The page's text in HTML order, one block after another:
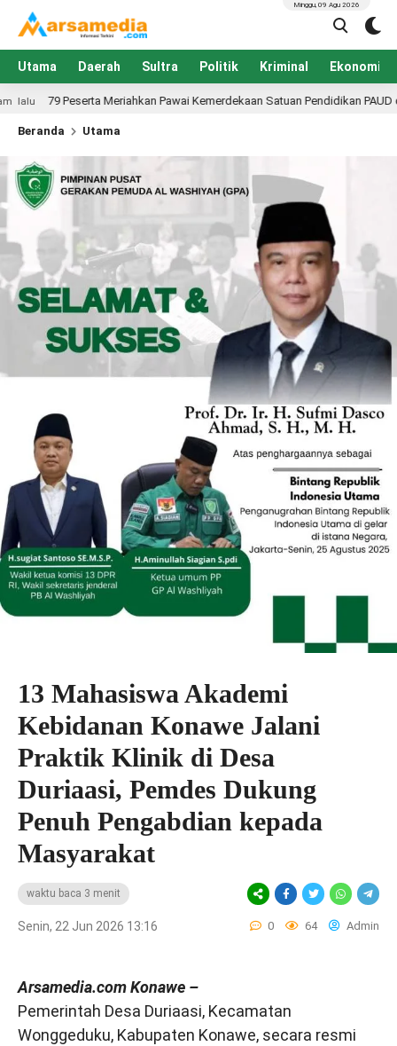
Utama Daerah Sultra Politik Kriminal Ekonomi
Minggu, 09 Agu 2026
Pawai Kemerdekaan Satuan Pendidikan PAUD di Konawe, Dibuka
Beranda Utama
13 Mahasiswa Akademi
Kebidanan Konawe Jalani
Praktik Klinik di Desa
Duriaasi, Pemdes Dukung
Penuh Pengabdian kepada
Masyarakat
waktu baca 3 menit
Senin, 22 Jun 2026 13:16 0 64 Admin
Arsamedia.com Konawe –
Pemerintah Desa Duriaasi, Kecamatan
Wonggeduku, Kabupaten Konawe, secara resmi